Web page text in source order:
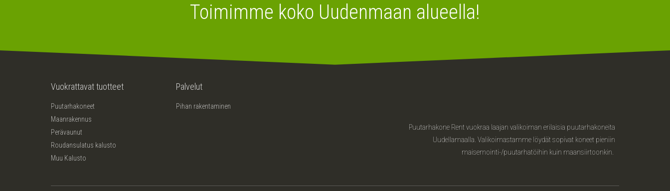
Toimimme koko Uudenmaan alueella!
Vuokrattavat tuotteet
Puutarhakoneet
Maanrakennus
Perävaunut
Roudansulatus kalusto
Muu Kalusto
Palvelut
Pihan rakentaminen
Puutarhakone Rent vuokraa laajan valikoiman erilaisia puutarhakoneita
Uudellamaalla. Valikoimastamme löydät sopivat koneet pieniin
maisemointi-/puutarhatöihin kuin maansiirtoonkin.